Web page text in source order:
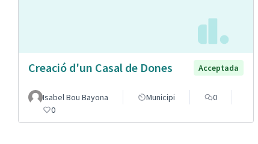
Creació d'un Casal de Dones Acceptada
Isabel Bou Bayona Municipi
0
0